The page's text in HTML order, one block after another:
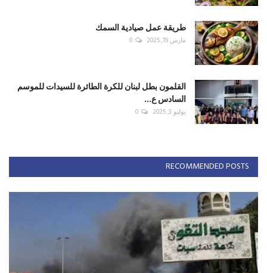
طريقة عمل صيادية السمك
مارس 19, 2025 0
القلمون بطل لبنان للكرة الطائرة للسيدات للموسم
السادس ع...
يوليو 3, 2025 0
RECOMMENDED POSTS